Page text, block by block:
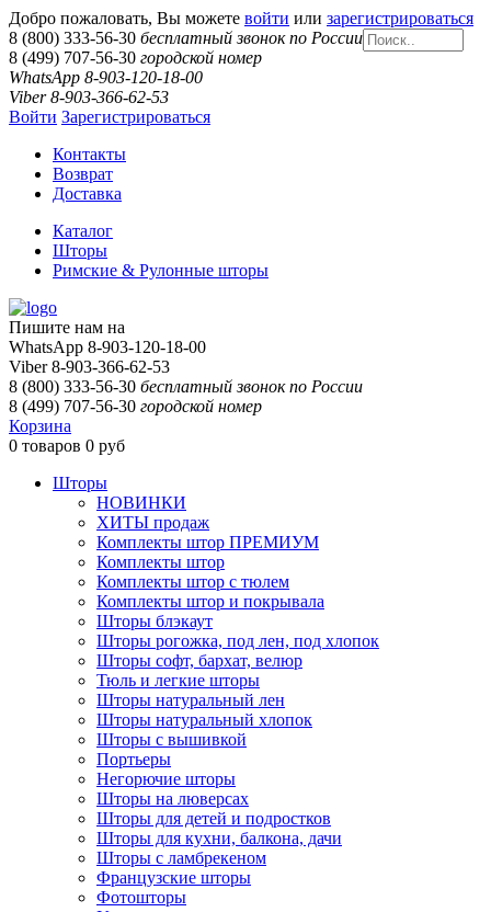
Добро пожаловать, Вы можете войти или зарегистрироваться
8 (800) 333-56-30 бесплатный звонок по России
8 (499) 707-56-30 городской номер
WhatsApp 8-903-120-18-00
Viber 8-903-366-62-53
Войти Зарегистрироваться
Контакты
Возврат
Доставка
Каталог
Шторы
Римские & Рулонные шторы
Пишите нам на
WhatsApp 8-903-120-18-00
Viber 8-903-366-62-53
8 (800) 333-56-30 бесплатный звонок по России
8 (499) 707-56-30 городской номер
Корзина
0 товаров 0 руб
Шторы
НОВИНКИ
ХИТЫ продаж
Комплекты штор ПРЕМИУМ
Комплекты штор
Комплекты штор с тюлем
Комплекты штор и покрывала
Шторы блэкаут
Шторы рогожка, под лен, под хлопок
Шторы софт, бархат, велюр
Тюль и легкие шторы
Шторы натуральный лен
Шторы натуральный хлопок
Шторы с вышивкой
Портьеры
Негорючие шторы
Шторы на люверсах
Шторы для детей и подростков
Шторы для кухни, балкона, дачи
Шторы с ламбрекеном
Французские шторы
Фотошторы